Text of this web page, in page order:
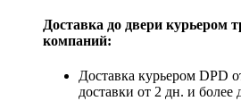
Доставка до двери курьером
компаний:
Доставка курьером DPD
доставки от 2 дн. и более